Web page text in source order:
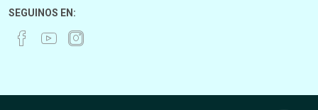
SEGUINOS EN: